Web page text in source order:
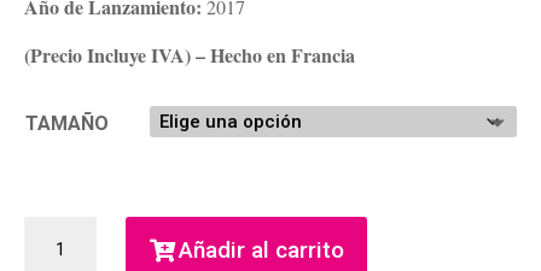
Año de Lanzamiento: 2017
(Precio Incluye IVA) – Hecho en Francia
TAMAÑO
WITH
Añadir al carrito